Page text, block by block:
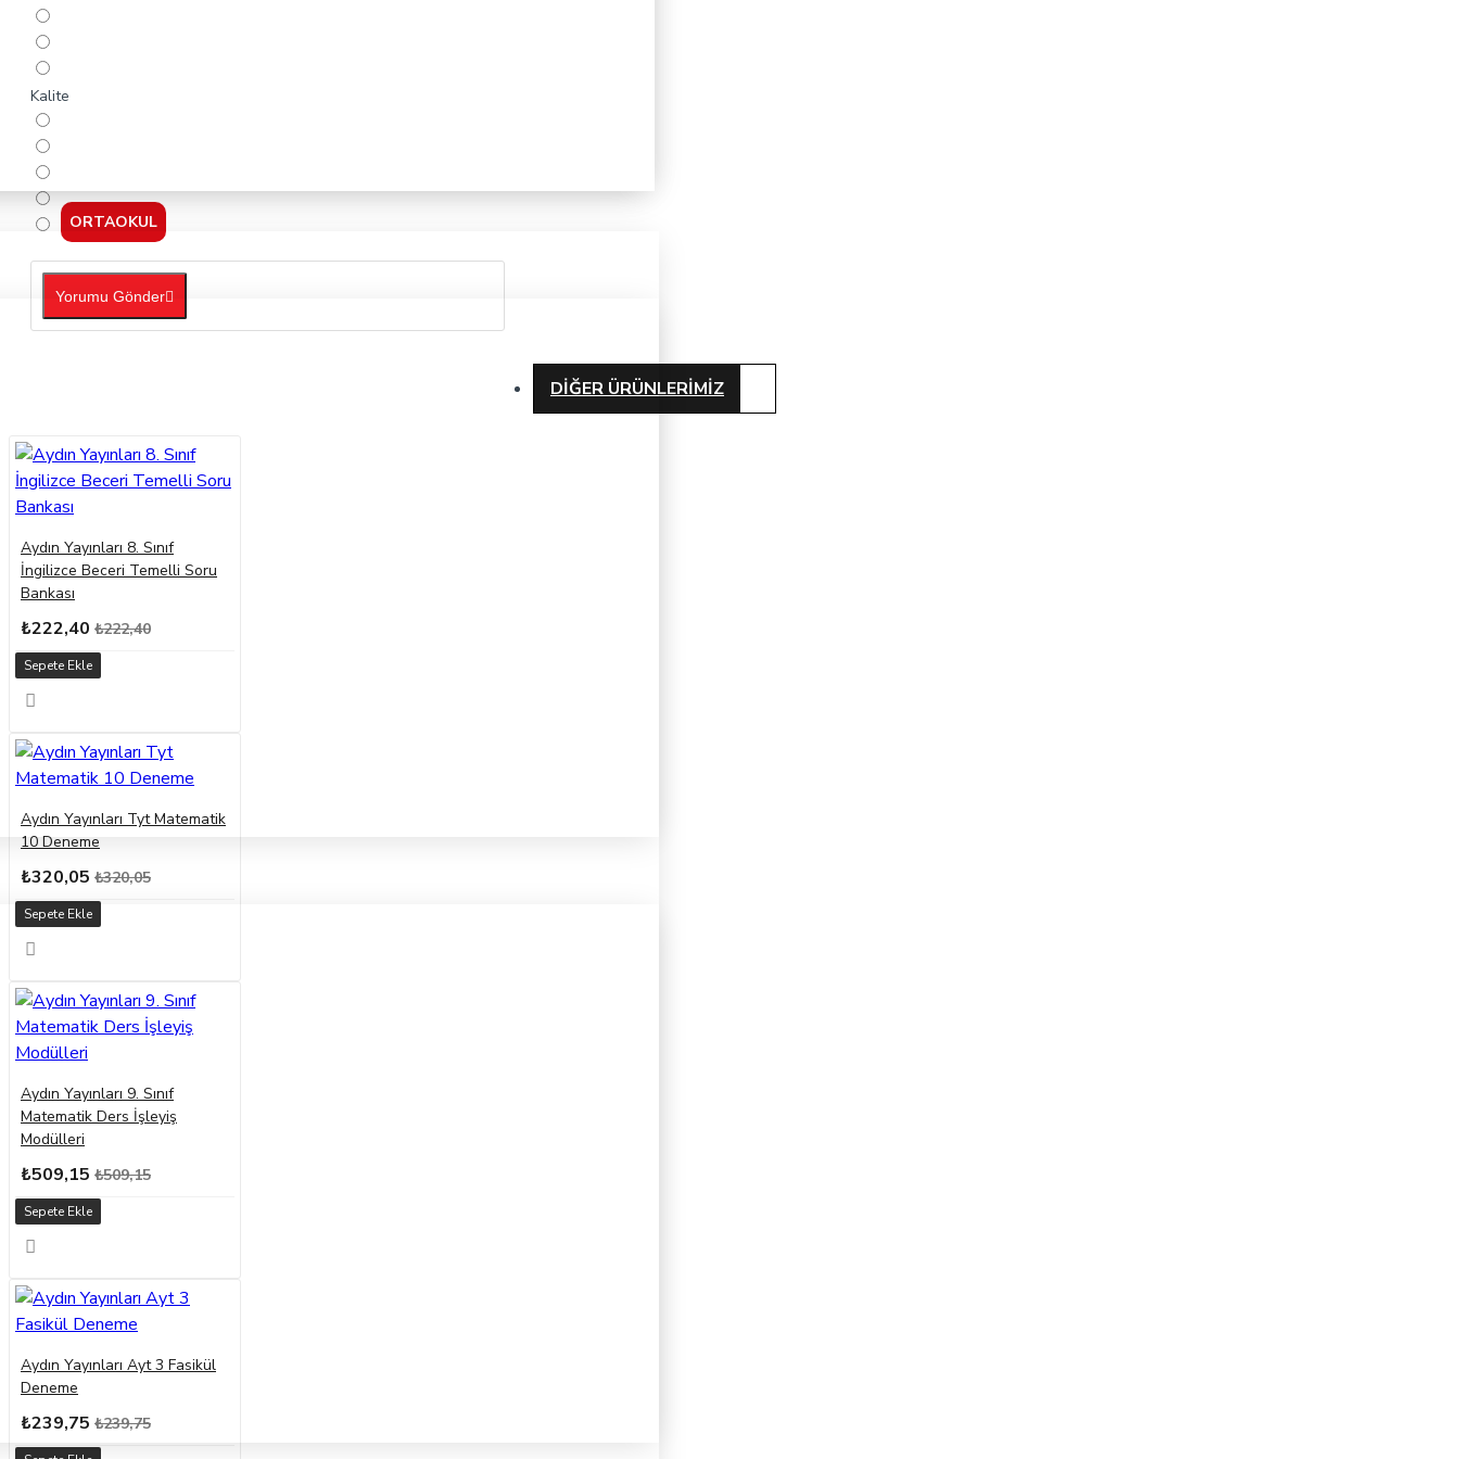
ORTAOKUL
Kalite
Yorumu Gönder
DIĞER ÜRÜNLERIMIZ
Aydın Yayınları 8. Sınıf
İngilizce Beceri Temelli Soru
Bankası
₺222,40 ₺222,40
Sepete Ekle
Aydın Yayınları Tyt Matematik
10 Deneme
₺320,05 ₺320,05
Sepete Ekle
Aydın Yayınları 9. Sınıf
Matematik Ders İşleyiş
Modülleri
₺509,15 ₺509,15
Sepete Ekle
Aydın Yayınları Ayt 3 Fasikül
Deneme
₺239,75 ₺239,75